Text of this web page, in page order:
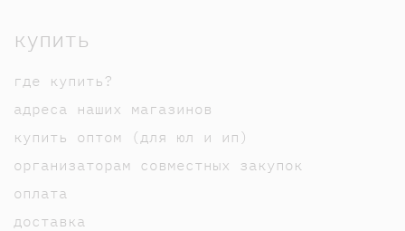
купить
где купить?
адреса наших магазинов
купить оптом (для юл и ип)
организаторам совместных закупок
оплата
доставка